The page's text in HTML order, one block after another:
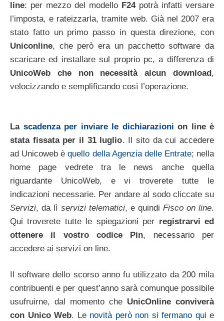
line: per mezzo del modello F24potrà infatti versare
l’imposta, e rateizzarla, tramite web. Già nel 2007 era
stato fatto un primo passo in questa direzione, con
Uniconline, che però era un pacchetto software da
scaricare ed installare sul proprio pc, a differenza di
UnicoWeb che non necessità alcun download ,
velocizzando e semplificando così l’operazione.
La scadenza per inviare le dichiarazioni on line è
stata fissata per il 31 luglio. Il sito da cui accedere
ad Unicoweb èquello della Agenzia delle Entrate; nella
home page vedrete tra le news anche quella
riguardante UnicoWeb, e vi troverete tutte le
indicazioni necessarie. Per andare al sodo cliccate su
Servizi, da lì servizi telematici, e quindi Fisco on line.
Qui troverete tutte le spiegazioni per registrarvi ed
ottenere il vostro codice Pin, necessario per
accedere ai servizi on line.
Il software dello scorso anno fu utilizzato da 200 mila
contribuenti e per quest’anno sarà comunque possibile
usufruirne, dal momento che UnicOnline conviverà
con Unico Web. Le novità però non si fermano qui e